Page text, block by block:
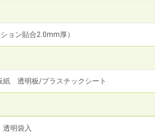
ョン貼合2.0mm厚）
紙 透明板/プラスチックシート
明袋入